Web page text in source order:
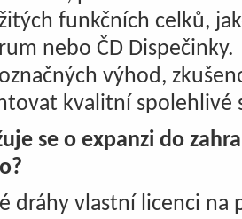
funkčních celků,
nebo ČD
výhod,
kvalitní spolehlivé
se o expanzi do
dráhy vlastní licenci